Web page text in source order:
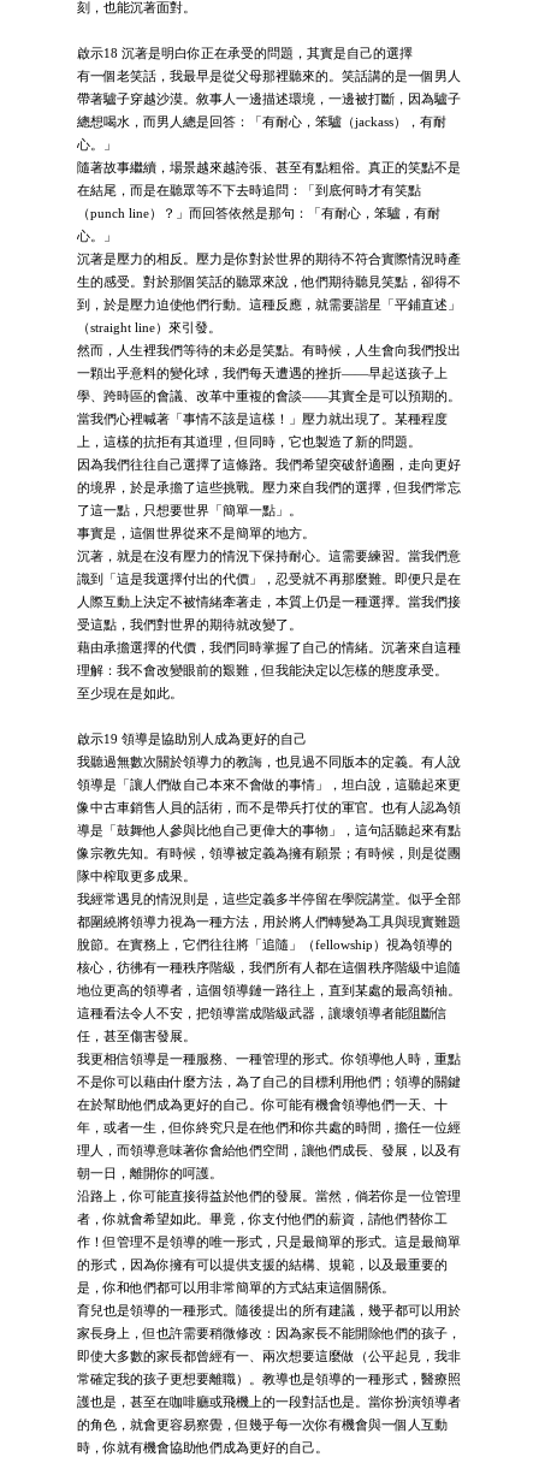
刻，也能沉著面對。
啟示18 沉著是明白你正在承受的問題，其實是自己的選擇
有一個老笑話，我最早是從父母那裡聽來的。笑話講的是一個男人
帶著驢子穿越沙漠。敘事人一邊描述環境，一邊被打斷，因為驢子
總想喝水，而男人總是回答：「有耐心，笨驢（jackass），有耐
心。」
隨著故事繼續，場景越來越誇張、甚至有點粗俗。真正的笑點不是
在結尾，而是在聽眾等不下去時追問：「到底何時才有笑點
（punch line）？」而回答依然是那句：「有耐心，笨驢，有耐
心。」
沉著是壓力的相反。壓力是你對於世界的期待不符合實際情況時產
生的感受。對於那個笑話的聽眾來說，他們期待聽見笑點，卻得不
到，於是壓力迫使他們行動。這種反應，就需要諧星「平鋪直述」
（straight line）來引發。
然而，人生裡我們等待的未必是笑點。有時候，人生會向我們投出
一顆出乎意料的變化球，我們每天遭遇的挫折——早起送孩子上
學、跨時區的會議、改革中重複的會談——其實全是可以預期的。
當我們心裡喊著「事情不該是這樣！」壓力就出現了。某種程度
上，這樣的抗拒有其道理，但同時，它也製造了新的問題。
因為我們往往自己選擇了這條路。我們希望突破舒適圈，走向更好
的境界，於是承擔了這些挑戰。壓力來自我們的選擇，但我們常忘
了這一點，只想要世界「簡單一點」。
事實是，這個世界從來不是簡單的地方。
沉著，就是在沒有壓力的情況下保持耐心。這需要練習。當我們意
識到「這是我選擇付出的代價」，忍受就不再那麼難。即便只是在
人際互動上決定不被情緒牽著走，本質上仍是一種選擇。當我們接
受這點，我們對世界的期待就改變了。
藉由承擔選擇的代價，我們同時掌握了自己的情緒。沉著來自這種
理解：我不會改變眼前的艱難，但我能決定以怎樣的態度承受。
至少現在是如此。
啟示19 領導是協助別人成為更好的自己
我聽過無數次關於領導力的教誨，也見過不同版本的定義。有人說
領導是「讓人們做自己本來不會做的事情」，坦白說，這聽起來更
像中古車銷售人員的話術，而不是帶兵打仗的軍官。也有人認為領
導是「鼓舞他人參與比他自己更偉大的事物」，這句話聽起來有點
像宗教先知。有時候，領導被定義為擁有願景；有時候，則是從團
隊中榨取更多成果。
我經常遇見的情況則是，這些定義多半停留在學院講堂。似乎全部
都圍繞將領導力視為一種方法，用於將人們轉變為工具與現實難題
脫節。在實務上，它們往往將「追隨」（fellowship）視為領導的
核心，彷彿有一種秩序階級，我們所有人都在這個秩序階級中追隨
地位更高的領導者，這個領導鏈一路往上，直到某處的最高領袖。
這種看法令人不安，把領導當成階級武器，讓壞領導者能阻斷信
任，甚至傷害發展。
我更相信領導是一種服務、一種管理的形式。你領導他人時，重點
不是你可以藉由什麼方法，為了自己的目標利用他們；領導的關鍵
在於幫助他們成為更好的自己。你可能有機會領導他們一天、十
年，或者一生，但你終究只是在他們和你共處的時間，擔任一位經
理人，而領導意味著你會給他們空間，讓他們成長、發展，以及有
朝一日，離開你的呵護。
沿路上，你可能直接得益於他們的發展。當然，倘若你是一位管理
者，你就會希望如此。畢竟，你支付他們的薪資，請他們替你工
作！但管理不是領導的唯一形式，只是最簡單的形式。這是最簡單
的形式，因為你擁有可以提供支援的結構、規範，以及最重要的
是，你和他們都可以用非常簡單的方式結束這個關係。
育兒也是領導的一種形式。隨後提出的所有建議，幾乎都可以用於
家長身上，但也許需要稍微修改：因為家長不能開除他們的孩子，
即使大多數的家長都曾經有一、兩次想要這麼做（公平起見，我非
常確定我的孩子更想要離職）。教導也是領導的一種形式，醫療照
護也是，甚至在咖啡廳或飛機上的一段對話也是。當你扮演領導者
的角色，就會更容易察覺，但幾乎每一次你有機會與一個人互動
時，你就有機會協助他們成為更好的自己。